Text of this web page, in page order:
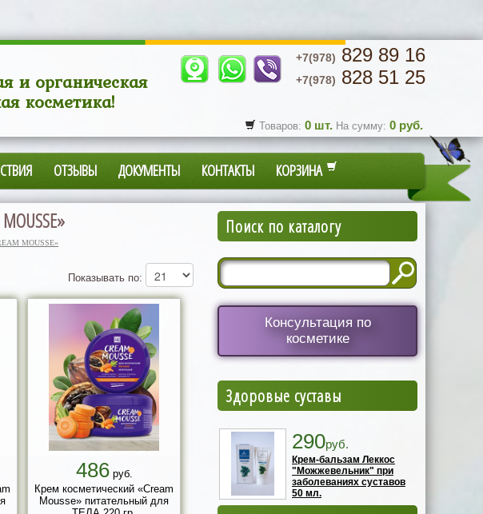
и органическая
косметика!
+7(978) 829 89 16
+7(978) 828 51 25
Товаров: 0 шт. На сумму: 0 руб.
ОТЗЫВЫ ДОКУМЕНТЫ КОНТАКТЫ КОРЗИНА
MOUSSE»
Показывать по:
486руб.
Крем косметический «Cream
Mousse» питательный для
Поиск по каталогу
Консультация по
косметике
Здоровые суставы
290руб.
Крем-бальзам Леккос
"Можжевельник" при
заболеваниях суставов
50 мл.